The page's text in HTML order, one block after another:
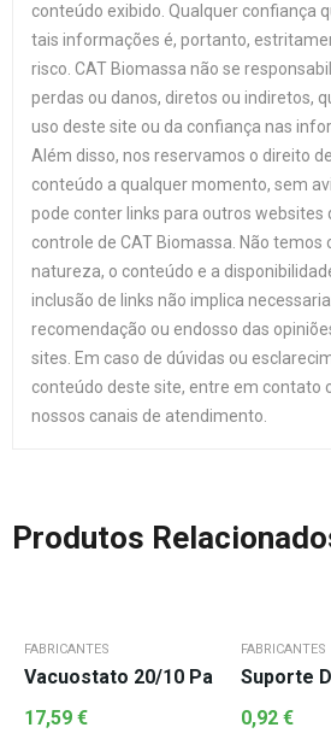
conteúdo exibido. Qualquer confiança
tais informações é, portanto,
risco. CAT Biomassa não se
perdas ou danos, diretos ou indiretos,
uso deste site ou da confiança nas
Além disso, nos reservamos o direito
conteúdo a qualquer momento, sem
pode conter links para outros websites
controle de CAT Biomassa. Não temos
natureza, o conteúdo e a
inclusão de links não implica
recomendação ou endosso das
sites. Em caso de dúvidas ou
conteúdo deste site, entre em contato
nossos canais de atendimento.
Produtos
FABRICANTES
Vacuostato 20/10 Pa
17,59 €
FABRICANTES
Suporte
0,92 €